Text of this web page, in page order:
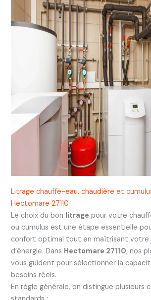
Litrage chauffe-eau, chaudière et
Hectomare 27110
Le choix du bon litrage pour votre
ou cumulus est une étape essentielle
confort optimal tout en maîtrisant votre
d’énergie. Dans Hectomare 27110, nos
vous guident pour sélectionner la
besoins réels.
En règle générale, on distingue plusieurs